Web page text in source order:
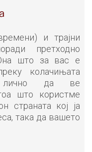
и трајни
претходно
што за вас е
колачињата
да ве
што користме
страната кој ја
така да вашето